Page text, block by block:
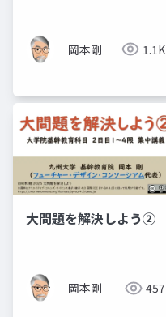
岡本剛 1.1K
大問題を解決しよう②
岡本剛 457